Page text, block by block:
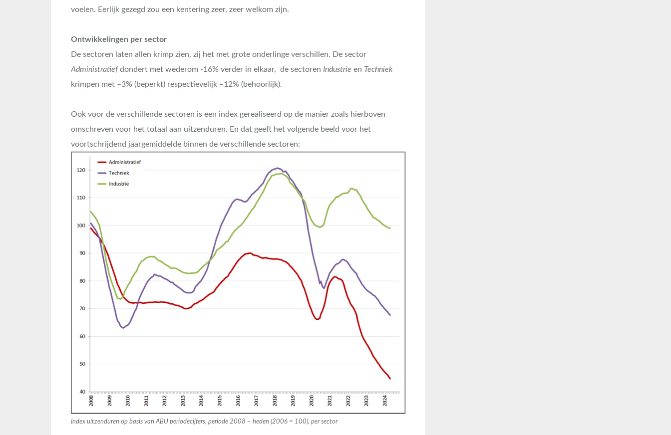
voelen. Eerlijk gezegd zou een kentering zeer, zeer welkom zijn.
Ontwikkelingen per sector
De sectoren laten allen krimp zien, zij het met grote onderlinge verschillen. De sector
Administratiefdondert met wederom -16% verder in elkaar, de sectoren Industrie en Techniek
krimpen met –3% (beperkt) respectievelijk –12% (behoorlijk).
Ook voor de verschillende sectoren is een index gerealiseerd op de manier zoals hierboven
omschreven voor het totaal aan uitzenduren. En dat geeft het volgende beeld voor het
voortschrijdend jaargemiddelde binnen de verschillende sectoren:
Index uitzenduren op basis van ABU periodecijfers, periode 2008 – heden (2006 = 100), per sector